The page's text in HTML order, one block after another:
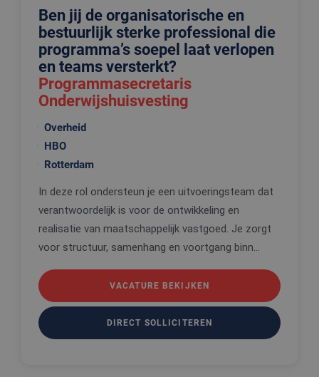
Ben jij de organisatorische en
bestuurlijk sterke professional die
programma’s soepel laat verlopen
en teams versterkt?
Programmasecretaris
Onderwijshuisvesting
Overheid
HBO
Rotterdam
In deze rol ondersteun je een uitvoeringsteam dat
verantwoordelijk is voor de ontwikkeling en
realisatie van maatschappelijk vastgoed. Je zorgt
voor structuur, samenhang en voortgang binn...
VACATURE BEKIJKEN
DIRECT SOLLICITEREN